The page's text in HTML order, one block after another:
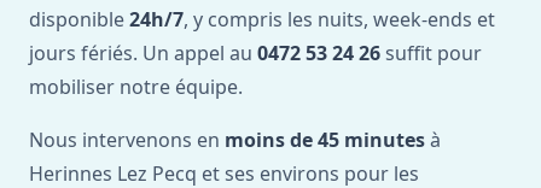
disponible24h/7, y compris les nuits, week-ends et
jours fériés. Un appel au 0472 53 24 26 suffit pour
mobiliser notre équipe.
Nous intervenons en moins de 45 minutesà
Herinnes Lez Pecq et ses environs pour les